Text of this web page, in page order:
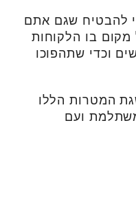
להבטיח שגם אתם
בו הלקוחות
וכדי שתהפוכו
המטרות הללו
ועם